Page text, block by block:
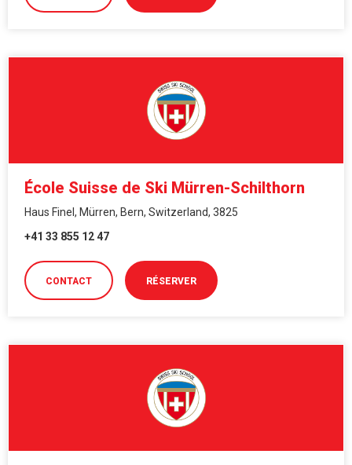
École Suisse de Ski Mürren-Schilthorn
Haus Finel, Mürren, Bern, Switzerland, 3825
+41 33 855 12 47
CONTACT RÉSERVER